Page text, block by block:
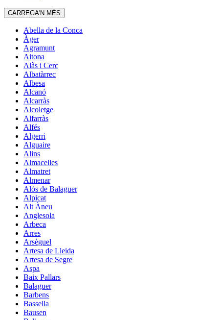
CARREGA'N MÉS
Abella de la Conca
Àger
Agramunt
Aitona
Alàs i Cerc
Albatàrrec
Albesa
Alcanó
Alcarràs
Alcoletge
Alfarràs
Alfés
Algerri
Alguaire
Alins
Almacelles
Almatret
Almenar
Alòs de Balaguer
Alpicat
Alt Àneu
Anglesola
Arbeca
Arres
Arsèguel
Artesa de Lleida
Artesa de Segre
Aspa
Baix Pallars
Balaguer
Barbens
Bassella
Bausen